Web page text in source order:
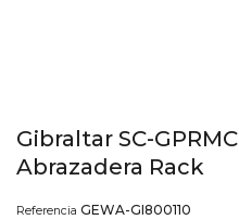
Gibraltar SC-GPRMC
Abrazadera Rack
Referencia GEWA-GI800110